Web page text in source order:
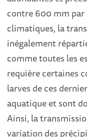
contre 600 mm par
climatiques, la
inégalement
comme toutes les
requière certaines
larves de ces
aquatique et sont
Ainsi, la
variation des